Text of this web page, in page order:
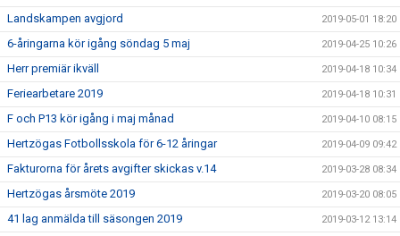
Landskampen avgjord 2019-05-01 18:20
6-åringarna kör igång söndag 5 maj 2019-04-25 10:26
Herr premiär ikväll 2019-04-18 10:34
Feriearbetare 2019 2019-04-18 10:31
F och P13 kör igång i maj månad 2019-04-10 08:15
Hertzögas Fotbollsskola för 6-12 åringar 2019-04-09 09:42
Fakturorna för årets avgifter skickas v.14 2019-03-28 08:34
Hertzögas årsmöte 2019 2019-03-20 08:05
41 lag anmälda till säsongen 2019 2019-03-12 13:14